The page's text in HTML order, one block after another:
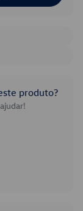
produto?